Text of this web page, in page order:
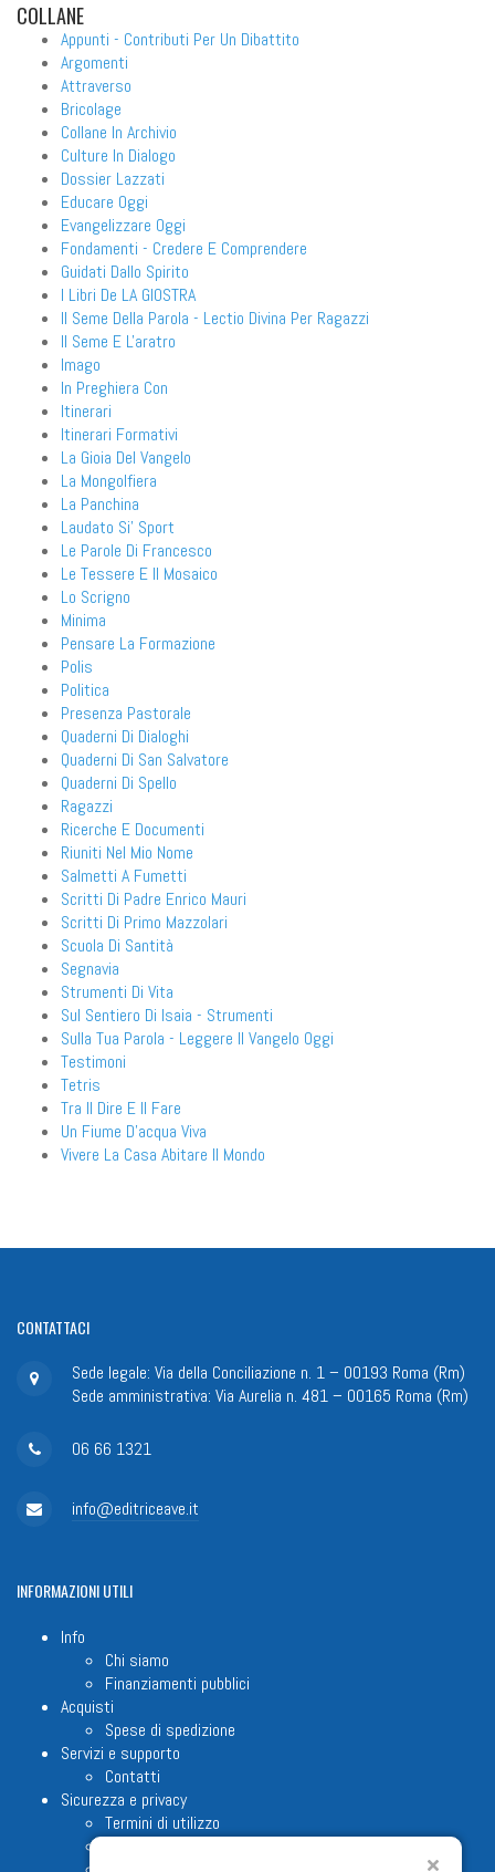
COLLANE
Appunti - Contributi Per Un Dibattito
Argomenti
Attraverso
Bricolage
Collane In Archivio
Culture In Dialogo
Dossier Lazzati
Educare Oggi
Evangelizzare Oggi
Fondamenti - Credere E Comprendere
Guidati Dallo Spirito
I Libri De LA GIOSTRA
Il Seme Della Parola - Lectio Divina Per Ragazzi
Il Seme E L'aratro
Imago
In Preghiera Con
Itinerari
Itinerari Formativi
La Gioia Del Vangelo
La Mongolfiera
La Panchina
Laudato Si' Sport
Le Parole Di Francesco
Le Tessere E Il Mosaico
Lo Scrigno
Minima
Pensare La Formazione
Polis
Politica
Presenza Pastorale
Quaderni Di Dialoghi
Quaderni Di San Salvatore
Quaderni Di Spello
Ragazzi
Ricerche E Documenti
Riuniti Nel Mio Nome
Salmetti A Fumetti
Scritti Di Padre Enrico Mauri
Scritti Di Primo Mazzolari
Scuola Di Santità
Segnavia
Strumenti Di Vita
Sul Sentiero Di Isaia - Strumenti
Sulla Tua Parola - Leggere Il Vangelo Oggi
Testimoni
Tetris
Tra Il Dire E Il Fare
Un Fiume D'acqua Viva
Vivere La Casa Abitare Il Mondo
CONTATTACI
Sede legale: Via della Conciliazione n. 1 – 00193 Roma (Rm)
Sede amministrativa: Via Aurelia n. 481 – 00165 Roma (Rm)
06 66 1321
info@editriceave.it
INFORMAZIONIUTILI
Info
Chi siamo
Finanziamenti pubblici
Acquisti
Spese di spedizione
Servizi e supporto
Contatti
Sicurezza e privacy
Termini di utilizzo